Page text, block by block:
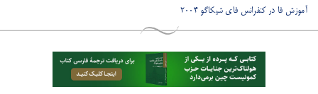
آموزش فا در کنفرانس فای شیکاگو ‏۲۰۰۴‏